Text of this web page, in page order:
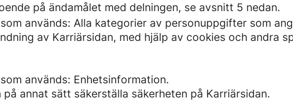
på ändamålet med delningen, se avsnitt 5 nedan.
används: Alla kategorier av personuppgifter som
av Karriärsidan, med hjälp av cookies och andra
används: Enhetsinformation.
annat sätt säkerställa säkerheten på Karriärsidan.